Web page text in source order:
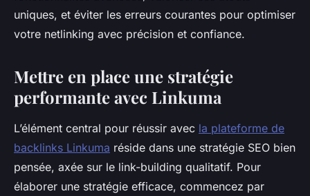
uniques, et éviter les erreurs courantes pour optimiser
votre netlinking avec précision et confiance.
Mettre en place une stratégie
performante avec Linkuma
L’élément central pour réussir avec la plateforme de
backlinks Linkuma réside dans une stratégie SEO bien
pensée, axée sur le link-building qualitatif. Pour
élaborer une stratégie efficace, commencez par